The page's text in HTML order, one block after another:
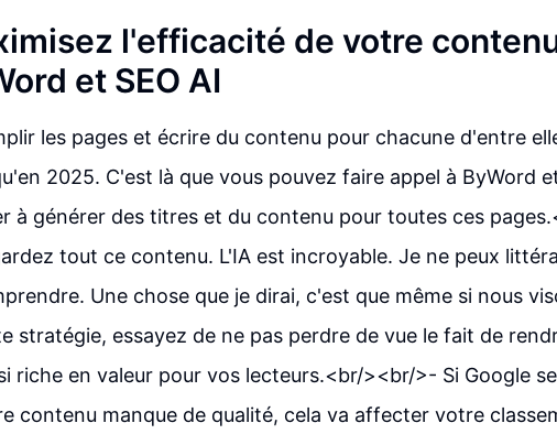
l'efficacité de votre
et SEO AI
les pages et écrire du contenu pour chacune d'entre
2025. C'est là que vous pouvez faire appel à ByWord
à générer des titres et du contenu pour toutes ces
tout ce contenu. L'IA est incroyable. Je ne peux
Une chose que je dirai, c'est que même si nous
stratégie, essayez de ne pas perdre de vue le fait de
riche en valeur pour vos lecteurs.<br/><br/>- Si Google
contenu manque de qualité, cela va affecter votre